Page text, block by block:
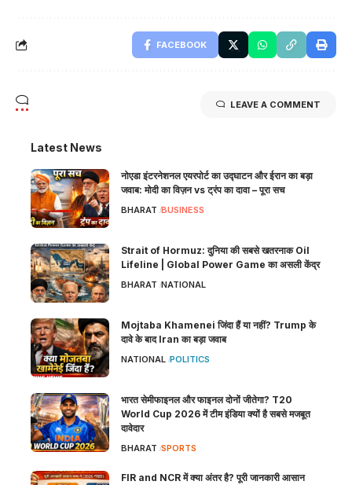
FACEBOOK
LEAVE A COMMENT
Latest News
नोएडा इंटरनेशनल एयरपोर्ट का उद्घाटन और ईरान का बड़ा
जवाब: मोदी का विज़न vs ट्रंप का दावा – पूरा सच
BHARAT BUSINESS
Strait of Hormuz: दुनिया की सबसे खतरनाक Oil
Lifeline | Global Power Game का असली केंद्र
BHARAT NATIONAL
Mojtaba Khamenei जिंदा हैं या नहीं? Trump के
दावे के बाद Iran का बड़ा जवाब
NATIONAL POLITICS
भारत सेमीफाइनल और फाइनल दोनों जीतेगा? T20
World Cup 2026 में टीम इंडिया क्यों है सबसे मजबूत
दावेदार
BHARAT SPORTS
FIR and NCR में क्या अंतर है? पूरी जानकारी आसान